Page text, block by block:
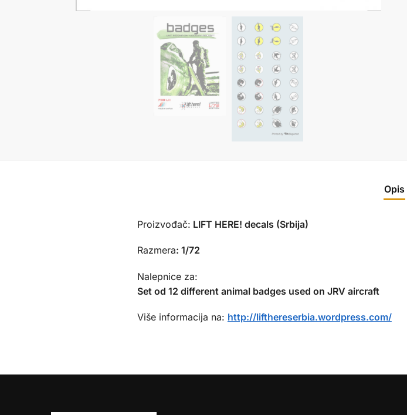
Opis
Proizvođač: LIFT HERE! decals (Srbija)
Razmera: 1/72
Nalepnice za:
Set od 12 different animal badges used on JRV aircraft
Više informacija na: http://lifthereserbia.wordpress.com/